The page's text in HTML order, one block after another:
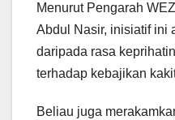
Menurut Pengarah
Abdul Nasir, inisiatif ini
daripada rasa
terhadap kebajikan
Beliau juga